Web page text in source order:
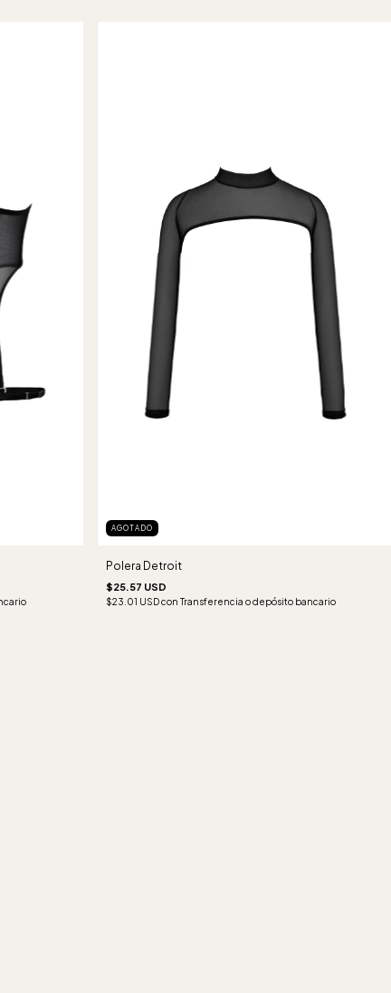
AGOTADO
Polera Detroit
$25.57 USD
$23.01 USDcon Transferencia o depósito bancario